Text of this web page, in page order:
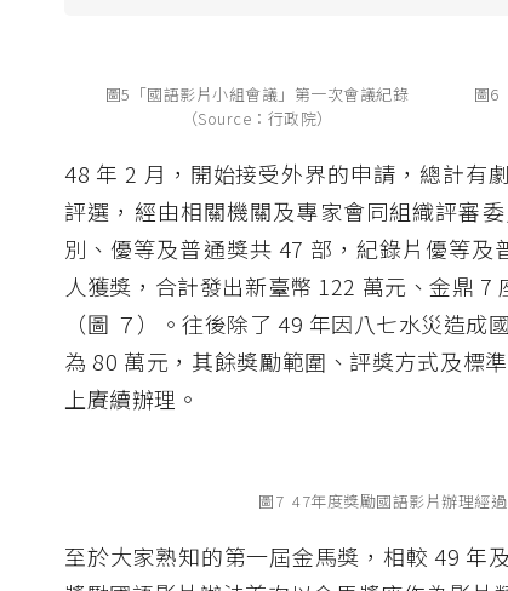
圖5「國語影片小組會議」第一次會議紀錄
（Source：行政院）
圖6
48 年 2 月，開始接受外界的申請，總計有
評選，經由相關機關及專家會同組織評審
別、優等及普通獎共 47 部，紀錄片優等
人獲獎，合計發出新臺幣 122 萬元、金鼎 7
（圖 ７）。往後除了 49 年因八七水災造
為 80 萬元，其餘獎勵範圍、評獎方式及標
上賡續辦理。
圖7 47年度獎勵國語影片辦理經過
至於大家熟知的第一屆金馬獎，相較 49 年